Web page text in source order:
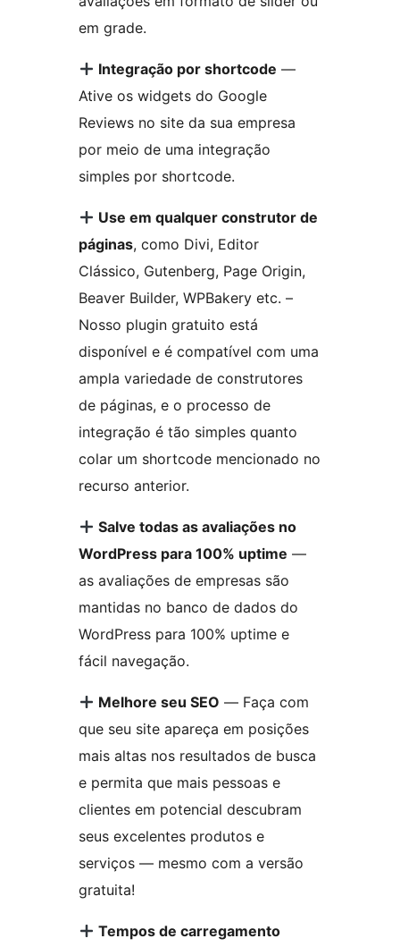
em grade.
Integração por shortcode —
Ative os widgets do Google
Reviews no site da sua empresa
por meio de uma integração
simples por shortcode.
Use em qualquer construtor de
páginas, como Divi, Editor
Clássico, Gutenberg, Page Origin,
Beaver Builder, WPBakery etc. –
Nosso plugin gratuito está
disponível e é compatível com uma
ampla variedade de construtores
de páginas, e o processo de
integração é tão simples quanto
colar um shortcode mencionado no
recurso anterior.
Salve todas as avaliações no
WordPress para 100% uptime —
as avaliações de empresas são
mantidas no banco de dados do
WordPress para 100% uptime e
fácil navegação.
Melhore seu SEO — Faça com
que seu site apareça em posições
mais altas nos resultados de busca
e permita que mais pessoas e
clientes em potencial descubram
seus excelentes produtos e
serviços — mesmo com a versão
gratuita!
Tempos de carregamento